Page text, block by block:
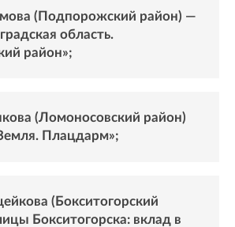
(Подпорожский район) —
область.
район»;
(Ломоносовский район)
Плацдарм»;
(Бокситогорский
Бокситогорска: вклад в